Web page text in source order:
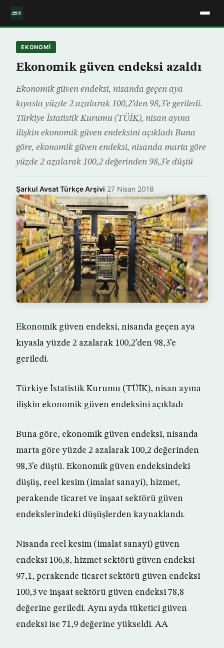
EKONOMİ
Ekonomik güven endeksi azaldı
Ekonomik güven endeksi, nisanda geçen aya
kıyasla yüzde 2 azalarak 100,2’den 98,3’e geriledi.
Türkiye İstatistik Kurumu (TÜİK), nisan ayına
ilişkin ekonomik güven endeksini açıkladı Buna
göre, ekonomik güven endeksi, nisanda marta göre
yüzde 2 azalarak 100,2 değerinden 98,3’e düştü
Şarkul Avsat Türkçe Arşivi·27 Nisan 2018
Ekonomik güven endeksi, nisanda geçen aya
kıyasla yüzde 2 azalarak 100,2’den 98,3’e
geriledi.
Türkiye İstatistik Kurumu (TÜİK), nisan ayına
ilişkin ekonomik güven endeksini açıkladı
Buna göre, ekonomik güven endeksi, nisanda
marta göre yüzde 2 azalarak 100,2 değerinden
98,3’e düştü. Ekonomik güven endeksindeki
düşüş, reel kesim (imalat sanayi), hizmet,
perakende ticaret ve inşaat sektörü güven
endekslerindeki düşüşlerden kaynaklandı.
Nisanda reel kesim (imalat sanayi) güven
endeksi 106,8, hizmet sektörü güven endeksi
97,1, perakende ticaret sektörü güven endeksi
100,3 ve inşaat sektörü güven endeksi 78,8
değerine geriledi. Aynı ayda tüketici güven
endeksi ise 71,9 değerine yükseldi. AA